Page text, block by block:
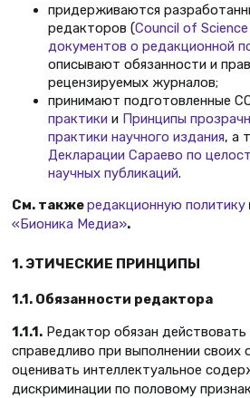
придерживаются
редакторов (Council of
документов о редакционной
описывают обязанности и
рецензируемых журналов;
принимают подготовленные
практики и Принципы
практики научного издания, а
Декларации Сараево по
научных публикаций.
См. такжередакционную политику
«Бионика Медиа».
1. ЭТИЧЕСКИЕ ПРИНЦИПЫ
1.1. Обязанности редактора
1.1.1. Редактор обязан
справедливо при выполнении своих
оценивать интеллектуальное
дискриминации по половому